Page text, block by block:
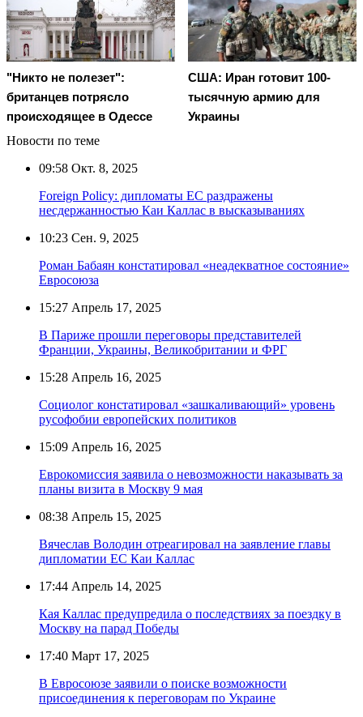
"Никто не полезет":
британцев потрясло
происходящее в Одессе
США: Иран готовит 100-
тысячную армию для
Украины
Новости по теме
09:58 Окт. 8, 2025
Foreign Policy: дипломаты ЕС раздражены
несдержанностью Каи Каллас в высказываниях
10:23 Сен. 9, 2025
Роман Бабаян констатировал «неадекватное состояние»
Евросоюза
15:27 Апрель 17, 2025
В Париже прошли переговоры представителей
Франции, Украины, Великобритании и ФРГ
15:28 Апрель 16, 2025
Социолог констатировал «зашкаливающий» уровень
русофобии европейских политиков
15:09 Апрель 16, 2025
Еврокомиссия заявила о невозможности наказывать за
планы визита в Москву 9 мая
08:38 Апрель 15, 2025
Вячеслав Володин отреагировал на заявление главы
дипломатии ЕС Каи Каллас
17:44 Апрель 14, 2025
Кая Каллас предупредила о последствиях за поездку в
Москву на парад Победы
17:40 Март 17, 2025
В Евросоюзе заявили о поиске возможности
присоединения к переговорам по Украине